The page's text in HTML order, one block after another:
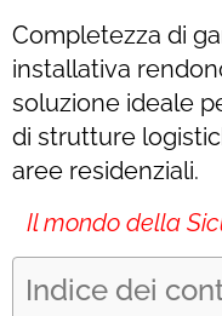
Completezza di
installativa
soluzione ideale
di strutture
aree residenziali.
Il mondo della
Indice dei